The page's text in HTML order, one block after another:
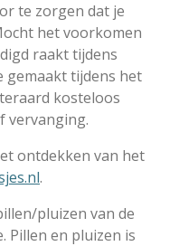
te zorgen dat je
het voorkomen
raakt tijdens
tijdens het
kosteloos
vervanging.
ontdekken van het
.
pluizen van de
Pillen en pluizen is